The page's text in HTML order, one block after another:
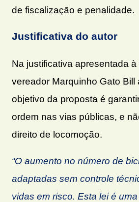
de fiscalização e penalidade.
Justificativa do autor
Na justificativa apresentada à
vereador Marquinho Gato Bill
objetivo da proposta é
ordem nas vias públicas, e
direito de locomoção.
“O aumento no número de
adaptadas sem controle
vidas em risco. Esta lei é